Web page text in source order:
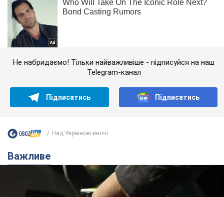
Не набридаємо! Тільки найважливіше - підписуйся на наш
Telegram-канал
Підписатись Підписатись
Над Україною вночі...
Важливе